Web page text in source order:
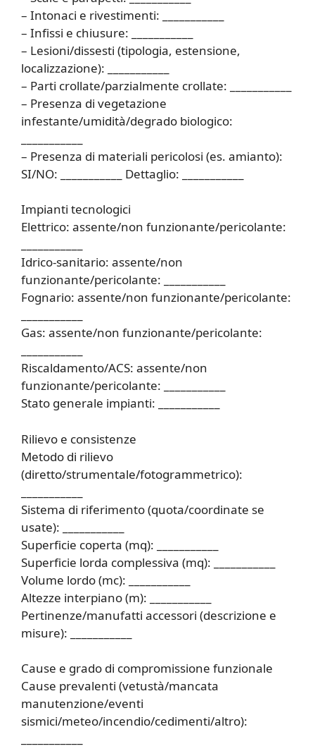
– Intonaci e rivestimenti: ___________
– Infissi e chiusure: ___________
– Lesioni/dissesti (tipologia, estensione,
localizzazione): ___________
– Parti crollate/parzialmente crollate: ___________
– Presenza di vegetazione
infestante/umidità/degrado biologico:
– Presenza di materiali pericolosi (es. amianto):
SI/NO: ___________ Dettaglio: ___________
Impianti tecnologici
Elettrico: assente/non funzionante/pericolante:
Idrico-sanitario: assente/non
funzionante/pericolante: ___________
Fognario: assente/non funzionante/pericolante:
Gas: assente/non funzionante/pericolante:
Riscaldamento/ACS: assente/non
funzionante/pericolante: ___________
Stato generale impianti: ___________
Rilievo e consistenze
Metodo di rilievo
(diretto/strumentale/fotogrammetrico):
Sistema di riferimento (quota/coordinate se
usate): ___________
Superficie coperta (mq): ___________
Superficie lorda complessiva (mq): ___________
Volume lordo (mc): ___________
Altezze interpiano (m): ___________
Pertinenze/manufatti accessori (descrizione e
misure): ___________
Cause e grado di compromissione funzionale
Cause prevalenti (vetustà/mancata
manutenzione/eventi
sismici/meteo/incendio/cedimenti/altro):